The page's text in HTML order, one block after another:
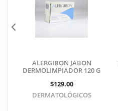
ALERGIBON JABON
DERMOLIMPIADOR 120 G
$129.00
DERMATOLÓGICOS